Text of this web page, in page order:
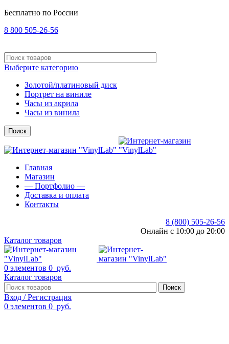
Бесплатно по России
8 800 505-26-56
Выберите категорию
Золотой/платиновый диск
Портрет на виниле
Часы из акрила
Часы из винила
Поиск
Главная
Магазин
— Портфолио —
Доставка и оплата
Контакты
8 (800) 505-26-56
Онлайн с 10:00 до 20:00
Каталог товаров
0 элементов 0 руб.
Каталог товаров
Поиск
Вход / Регистрация
0 элементов 0 руб.